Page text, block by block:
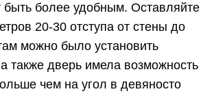
быть более удобным. Оставляйте
20-30 отступа от стены до
можно было установить
также дверь имела возможность
чем на угол в девяносто